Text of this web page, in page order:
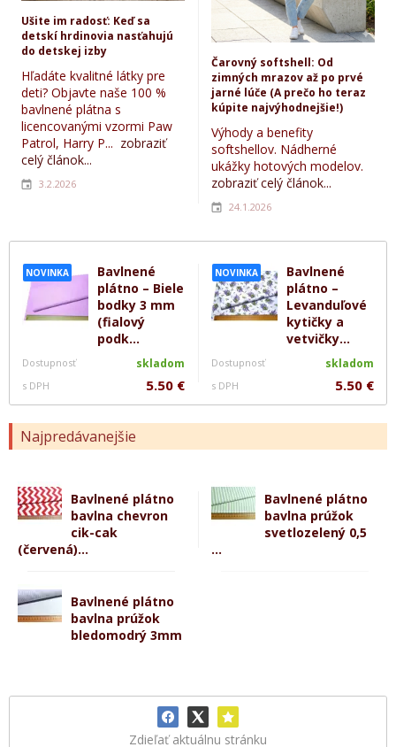
NOVINKA
Bavlnené
plátno – Biele
bodky 3 mm
(fialový
podk...
Dostupnosť skladom
s DPH 5.50 €
NOVINKA
Bavlnené
plátno –
Levanduľové
kytičky a
vetvičky...
Dostupnosť skladom
s DPH 5.50 €
Najpredávanejšie
Bavlnené plátno
bavlna chevron
cik-cak
(červená)...
Bavlnené plátno
bavlna prúžok
svetlozelený 0,5
...
Bavlnené plátno
bavlna prúžok
bledomodrý 3mm
Zdieľať aktuálnu stránku
Ušite im radosť: Keď sa
detskí hrdinovia nasťahujú
do detskej izby
Hľadáte kvalitné látky pre
deti? Objavte naše 100 %
bavlnené plátna s
licencovanými vzormi Paw
Patrol, Harry P... zobraziť
celý článok...
3.2.2026
Čarovný softshell: Od
zimných mrazov až po prvé
jarné lúče (A prečo ho teraz
kúpite najvýhodnejšie!)
Výhody a benefity
softshellov. Nádherné
ukážky hotových modelov.
zobraziť celý článok...
24.1.2026